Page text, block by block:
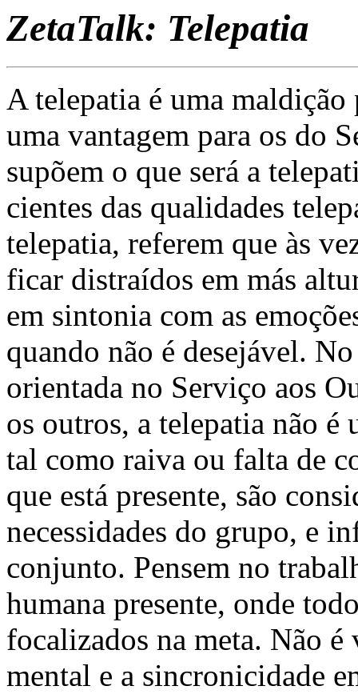
ZetaTalk: Telepatia
A telepatia é uma
uma vantagem para os do
supõem o que será a
cientes das qualidades
telepatia, referem que às
ficar distraídos em más
em sintonia com as
quando não é desejável.
orientada no Serviço aos
os outros, a telepatia não é
tal como raiva ou falta de
que está presente, são
necessidades do grupo, e
conjunto. Pensem no
humana presente, onde
focalizados na meta. Não
mental e a sincronicidade